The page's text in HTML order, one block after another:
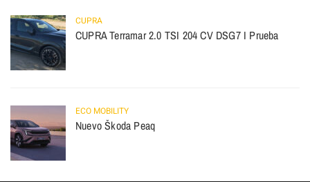
CUPRA
CUPRA Terramar 2.0 TSI 204 CV DSG7 I Prueba
ECO MOBILITY
Nuevo Škoda Peaq